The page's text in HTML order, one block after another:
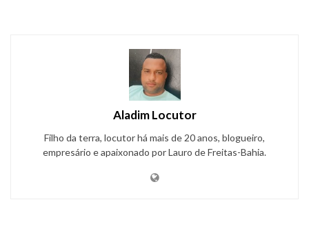
Aladim Locutor
Filho da terra, locutor há mais de 20 anos, blogueiro,
empresário e apaixonado por Lauro de Freitas-Bahia.